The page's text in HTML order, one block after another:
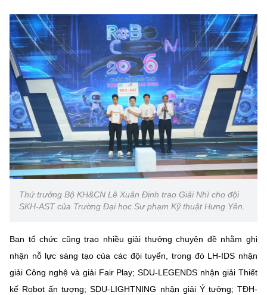
Thứ trưởng Bộ KH&CN Lê Xuân Định trao Giải Nhì cho đội
SKH-AST của Trường Đại học Sư phạm Kỹ thuật Hưng Yên.
Ban tổ chức cũng trao nhiều giải thưởng chuyên đề nhằm ghi
nhận nỗ lực sáng tạo của các đội tuyển, trong đó LH-IDS nhận
giải Công nghệ và giải Fair Play; SDU-LEGENDS nhận giải Thiết
kế Robot ấn tượng; SDU-LIGHTNING nhận giải Ý tưởng; TĐH-